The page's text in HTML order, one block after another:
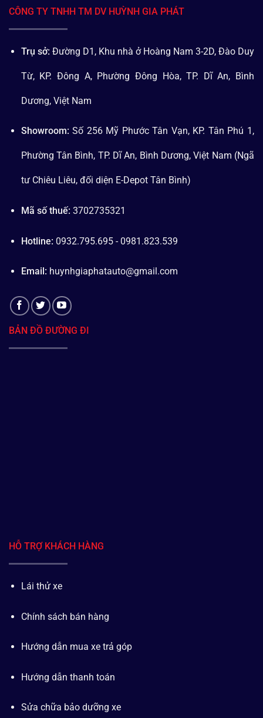
CÔNG TY TNHH TM DV HUỲNH GIA PHÁT
Trụ sở: Đường D1, Khu nhà ở Hoàng Nam 3-2D, Đào Duy
Từ, KP. Đông A, Phường Đông Hòa, TP. Dĩ An, Bình
Dương, Việt Nam
Showroom: Số 256 Mỹ Phước Tân Vạn, KP. Tân Phú 1,
Phường Tân Bình, TP. Dĩ An, Bình Dương, Việt Nam (Ngã
tư Chiêu Liêu, đối diện E-Depot Tân Bình)
Mã số thuế: 3702735321
Hotline: 0932.795.695 - 0981.823.539
Email: huynhgiaphatauto@gmail.com
BẢN ĐỒ ĐƯỜNG ĐI
HỖ TRỢ KHÁCH HÀNG
Lái thử xe
Chính sách bán hàng
Hướng dẫn mua xe trả góp
Hướng dẫn thanh toán
Sửa chữa bảo dưỡng xe